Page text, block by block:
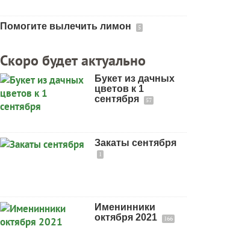
Помогите вылечить лимон 5
Скоро будет актуально
Букет из дачных
цветов к 1
сентября
57
Закаты сентября
1
Именинники
октября 2021
166